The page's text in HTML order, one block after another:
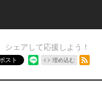
シェアして応援しよう！
スト 埋め込む